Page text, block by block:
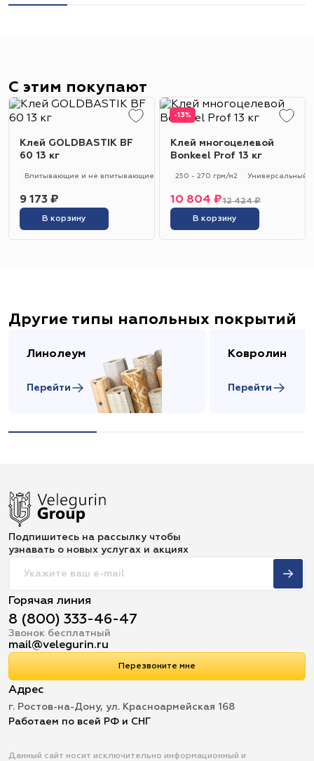
С этим покупают
Клей GOLDBASTIK BF
60 13 кг
Впитывающие и не впитывающие 250 - 280 гр/м2 Универсальный
9 173 ₽
В корзину
-13%
Клей многоцелевой
Bonkeel Prof 13 кг
250 - 270 грм/м2 Универсальный
12 424 ₽
10 804 ₽
В корзину
Другие типы напольных покрытий
Линолеум
Перейти
Ковролин
Перейти
Подпишитесь на рассылку чтобы
узнавать о новых услугах и акциях
Горячая линия
8 (800) 333-46-47
Звонок бесплатный
mail@velegurin.ru
Перезвоните мне
Адрес
г. Ростов-на-Дону, ул. Красноармейская 168
Работаем по всей РФ и СНГ
Данный сайт носит исключительно информационный и